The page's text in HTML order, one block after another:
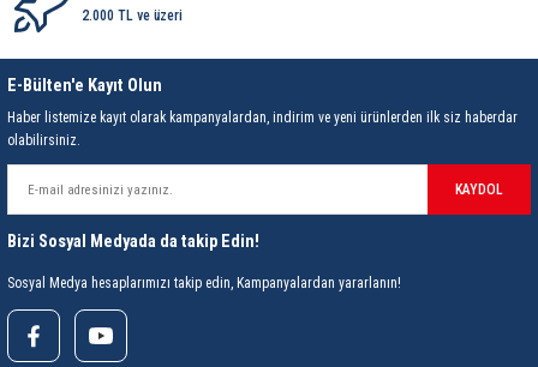
2.000 TL ve üzeri
E-Bülten'e Kayıt Olun
Haber listemize kayıt olarak kampanyalardan, indirim ve yeni ürünlerden ilk siz haberdar
olabilirsiniz.
KAYDOL
Bizi Sosyal Medyada da takip Edin!
Sosyal Medya hesaplarımızı takip edin, Kampanyalardan yararlanın!